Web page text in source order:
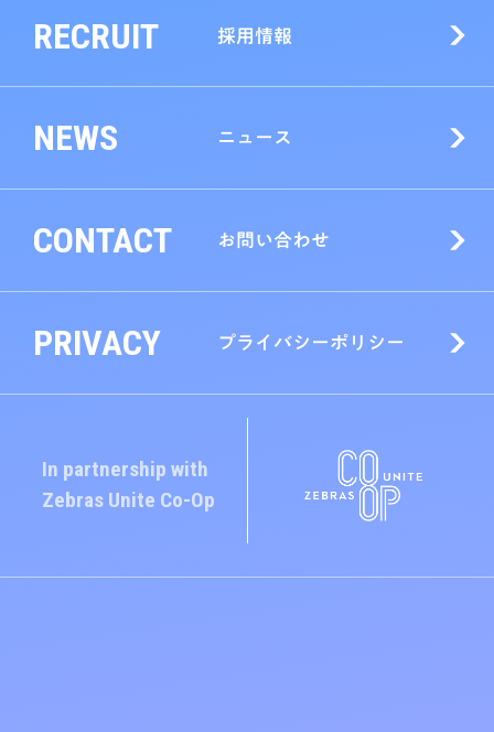
RECRUIT 採用情報
NEWS ニュース
CONTACT お問い合わせ
PRIVACY プライバシーポリシー
In partnership with
Zebras Unite Co-Op